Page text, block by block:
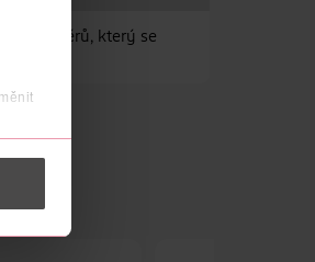
směrů, který se